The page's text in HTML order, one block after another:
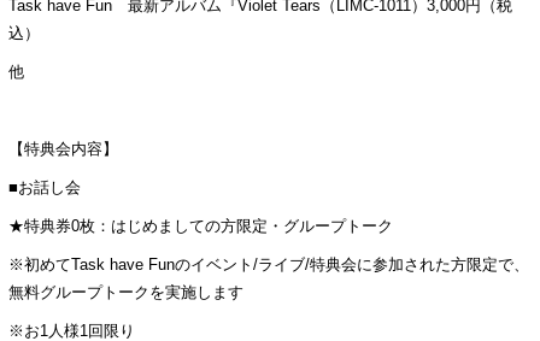
Task have Fun 最新アルバム『Violet Tears（LIMC-1011）3,000円（税
込）
他
【特典会内容】
■お話し会
★特典券0枚：はじめましての方限定・グループトーク
※初めてTask have Funのイベント/ライブ/特典会に参加された方限定で、
無料グループトークを実施します
※お1人様1回限り